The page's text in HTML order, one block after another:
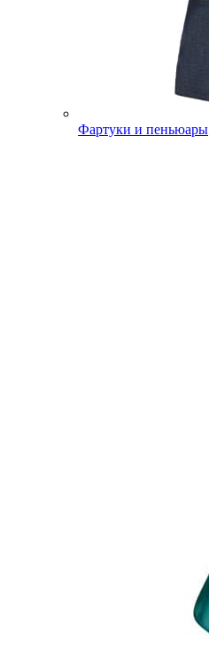
Фартуки и пеньюары